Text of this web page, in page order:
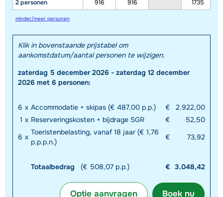
2 personen 916 916 1735
minder/meer personen
Klik in bovenstaande prijstabel om
aankomstdatum/aantal personen te wijzigen.
zaterdag 5 december 2026 - zaterdag 12 december
2026 met 6 personen:
6 x Accommodatie + skipas (€ 487,00 p.p.) €
2.922,00
1 x Reserveringskosten + bijdrage SGR €
52,50
6 x
Toeristenbelasting, vanaf 18 jaar (€ 1,76
p.p.p.n.)
€ 73,92
Totaalbedrag (€ 508,07 p.p.) € 3.048,42
Boek nu
Optie aanvragen